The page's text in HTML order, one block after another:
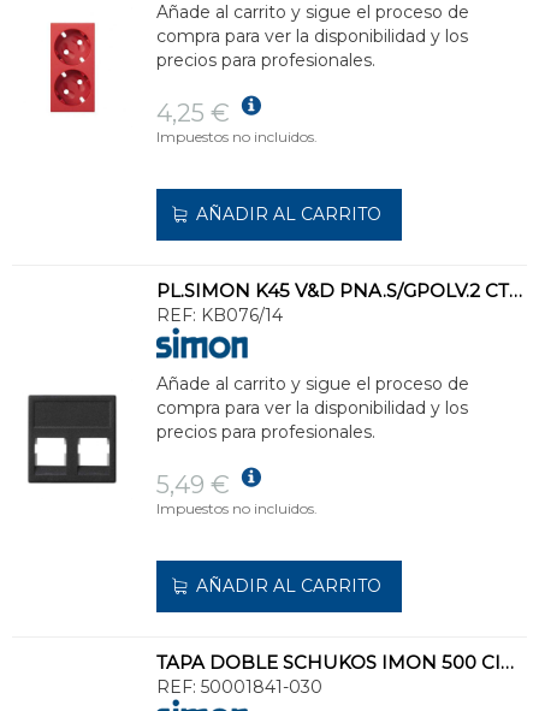
Añade al carrito y sigue el proceso de
compra para ver la disponibilidad y los
precios para profesionales.
4,25 €
Impuestos no incluidos.
AÑADIR AL CARRITO
PL.SIMON K45 V&D PNA.S/GPOLV.2 CTR.AMP/BRAND REX/SYSTIMAX(AVAYA)/KRONE O BELDENC
REF: KB076/14
Añade al carrito y sigue el proceso de
compra para ver la disponibilidad y los
precios para profesionales.
5,49 €
Impuestos no incluidos.
AÑADIR AL CARRITO
TAPA DOBLE SCHUKOS IMON 500 CIMA SIN LED BLANCO
REF: 50001841-030